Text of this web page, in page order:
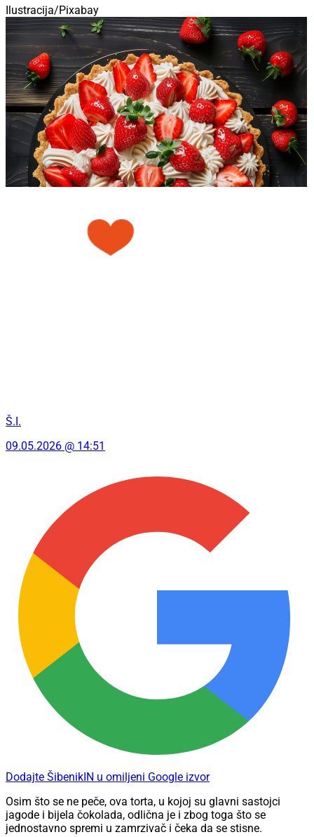
Ilustracija/Pixabay
Š.I.
09.05.2026 @ 14:51
Dodajte ŠibenikIN u omiljeni Google izvor
Osim što se ne peče, ova torta, u kojoj su glavni sastojci
jagode i bijela čokolada, odlična je i zbog toga što se
jednostavno spremi u zamrzivač i čeka da se stisne.